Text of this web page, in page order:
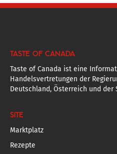
TASTE OF CANADA
Taste of Canada ist eine
Handelsvertretungen der
Deutschland, Österreich und der
SITE
Marktplatz
Rezepte